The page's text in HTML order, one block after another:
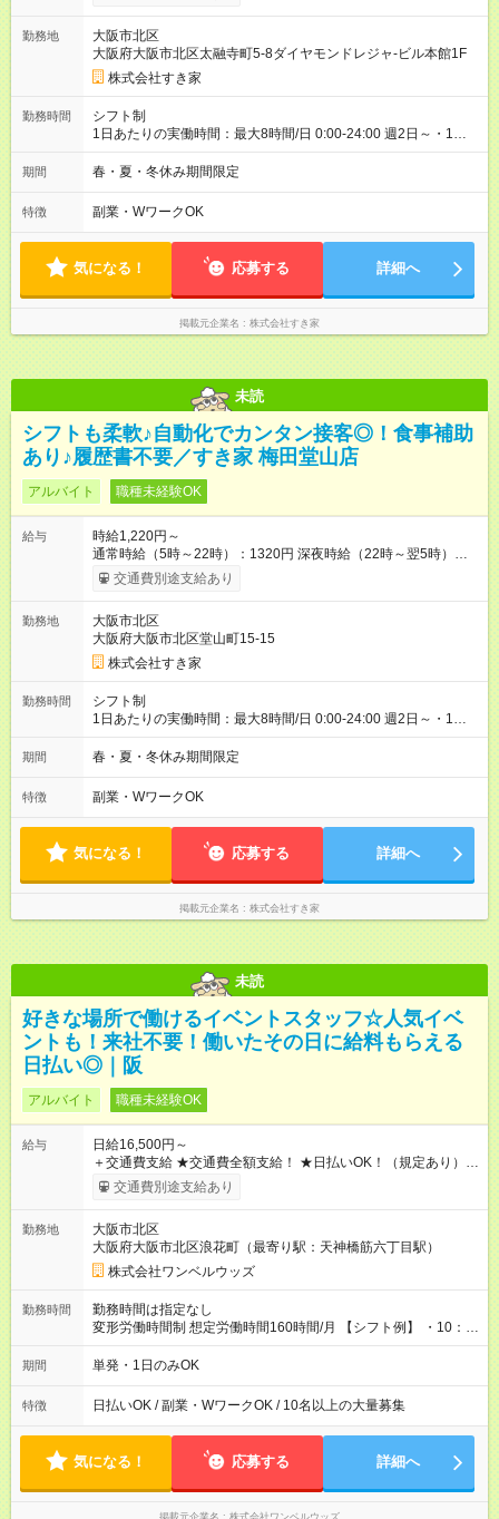
30日（※条件変更なし）ですが、切り上げで一ヶ月とさせてい
ただきます。 研修制度あり：15時間(研修中も同時給）
勤務地
大阪市北区
大阪府大阪市北区太融寺町5-8ダイヤモンドレジャ-ビル本館1F
株式会社すき家
勤務時間
シフト制
1日あたりの実働時間：最大8時間/日 0:00-24:00 週2日～・1日
2h～OK ＜シフト例＞ 〇朝帯 5:00-9:00 〇昼帯 9:00-14:00 〇午
後帯 14:00-18:00 〇夜帯 18:00-22:00 〇深夜帯 22:00-翌5:00 基
ます♪
期間 春・夏・冬休み期間限定
特徴 副業・WワークOK
気になる！ 応募する 詳細へ
掲載元企業名 株式会社すき家
未読
シフトも柔軟♪自動化でカンタン接客◎！食事補助
あり♪履歴書不要／すき家 梅田堂山店
アルバイト 職種未経験OK
給与
時給1,220円～
通常時給（5時～22時）：1320円 深夜時給（22時～翌5時）：
1650円 高校生時給：1220円 【特別手当】早朝手当（5：00-9：
00）時給+150円 【試用期間】試用期間あり 試用期間の長さ：1
30日（※条件変更なし）ですが、切り上げで一ヶ月とさせてい
ただきます。 研修制度あり：15時間(研修中も同時給）
交通費別途支給あり
勤務地
大阪市北区
大阪府大阪市北区堂山町15-15
株式会社すき家
勤務時間
シフト制
1日あたりの実働時間：最大8時間/日 0:00-24:00 週2日～・1日
2h～OK ＜シフト例＞ 〇朝帯 5:00-9:00 〇昼帯 9:00-14:00 〇午
後帯 14:00-18:00 〇夜帯 18:00-22:00 〇深夜帯 22:00-翌5:00 基
ます♪
期間 春・夏・冬休み期間限定
特徴 副業・WワークOK
気になる！ 応募する 詳細へ
掲載元企業名 株式会社すき家
未読
好きな場所で働けるイベントスタッフ☆人気イベ
ントも！来社不要！働いたその日に給料もらえる
日払い◎｜阪
アルバイト 職種未経験OK
給与
日給16,500円～
＋交通費支給 ★交通費全額支給！ ★日払いOK！（規定あり） ┗
働いたその日に現金GET♪ お仕事後はコンビニATMから 日払
交通費別途支給あり
勤務地
大阪市北区
大阪府大阪市北区浪花町（最寄り駅：天神橋筋六丁目駅）
株式会社ワンベルウッズ
勤務時間
勤務時間は指定なし
変形労働時間制 想定労働時間160時間/月 【シフト例】 ・10：
00～20：00
期間 単発・1日のみOK
特徴 日払いOK / 副業・WワークOK / 10名以上の大量募集
気になる！ 応募する 詳細へ
掲載元企業名 株式会社ワンベルウッズ